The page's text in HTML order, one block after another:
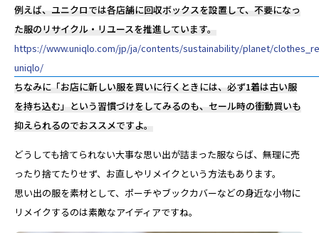
例えば、ユニクロでは各店舗に回収ボックスを設置して、不要になっ
た服のリサイクル・リユースを推進しています。
https://www.uniqlo.com/jp/ja/contents/sustainability/planet/
uniqlo/
ちなみに「お店に新しい服を買いに行くときには、必ず1着は古い服
を持ち込む」という習慣づけをしてみるのも、セール時の衝動買いも
抑えられるのでおススメですよ。
どうしても捨てられない大事な思い出が詰まった服ならば、無理に売
ったり捨てたりせず、お直しやリメイクという方法もあります。
思い出の服を素材として、ポーチやブックカバーなどの身近な小物に
リメイクするのは素敵なアイディアですね。